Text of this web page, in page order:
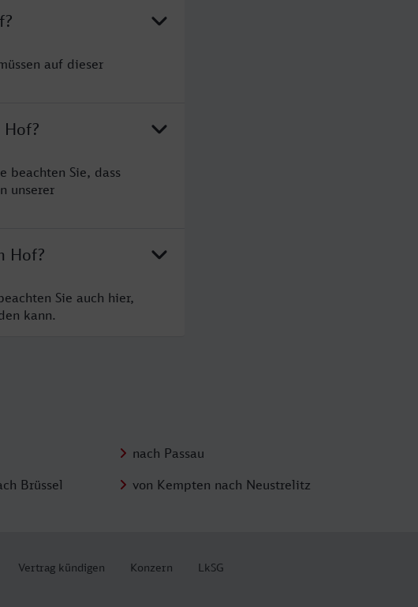
auf dieser
beachten Sie, dass
unserer
Hof?
Sie auch hier,
kann.
nach Passau
Brüssel von Kempten nach Neustrelitz
Vertrag kündigen Konzern LkSG